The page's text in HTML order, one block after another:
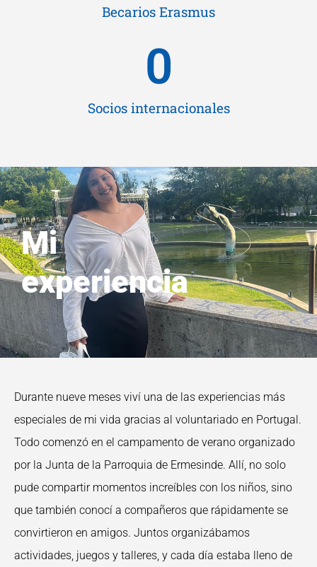
Becarios Erasmus
Socios internacionales
0
Mi
experiencia
Durante nueve meses viví una de las experiencias más
especiales de mi vida gracias al voluntariado en Portugal.
Todo comenzó en el campamento de verano organizado
por la Junta de la Parroquia de Ermesinde. Allí, no solo
pude compartir momentos increíbles con los niños, sino
que también conocí a compañeros que rápidamente se
convirtieron en amigos. Juntos organizábamos
actividades, juegos y talleres, y cada día estaba lleno de